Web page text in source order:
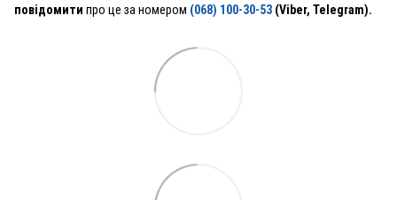
повідомити про це за номером (068) 100-30-53 (Viber, Telegram).